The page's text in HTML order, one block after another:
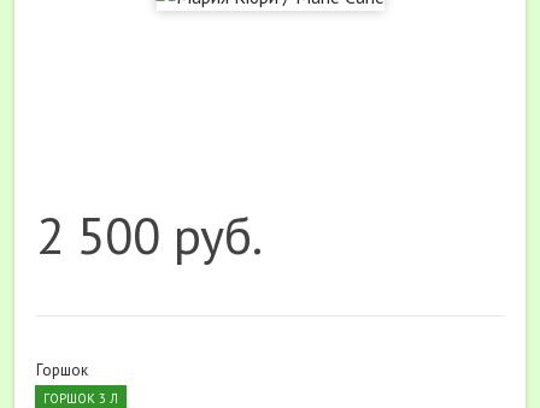
2 500 руб.
Горшок
ГОРШОК 3 Л